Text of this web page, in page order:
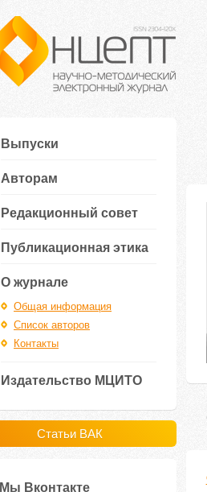
Выпуски
Авторам
Редакционный совет
Публикационная этика
О журнале
Общая информация
Список авторов
Контакты
Издательство МЦИТО
Статьи ВАК
Мы Вконтакте